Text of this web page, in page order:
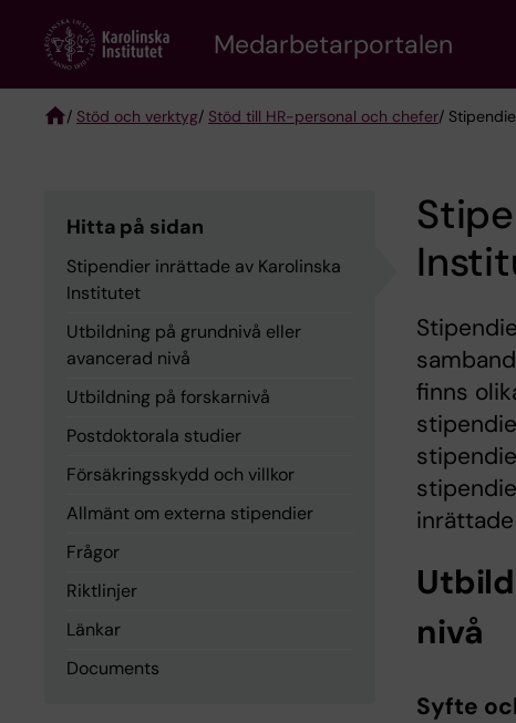
content
Medarbetarportalen
/ Stöd och verktyg/ Stöd till HR-personal och chefer/
Hitta på sidan
Stipendier inrättade av Karolinska
Institutet
Utbildning på grundnivå eller
avancerad nivå
Utbildning på forskarnivå
Postdoktorala studier
Försäkringsskydd och villkor
Allmänt om externa stipendier
Frågor
Riktlinjer
Länkar
Documents
finns
nivå
Syfte